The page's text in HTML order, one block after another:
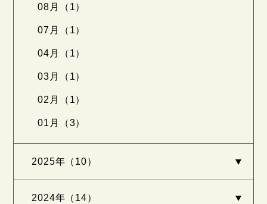
08月（1）
07月（1）
04月（1）
03月（1）
02月（1）
01月（3）
2025年（10）
2024年（14）